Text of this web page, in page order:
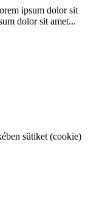
ipsum dolor sit
dolor sit amet...
sütiket (cookie)